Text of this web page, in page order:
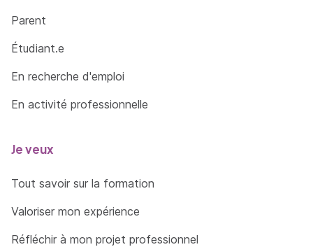
2X3 jours (6 jours) pour intégrer des outils et
Langage hypnotique
Application des différentes techniques
Parent
Étudiant.e
En recherche d'emploi
En activité professionnelle
Je veux
Tout savoir sur la formation
Valoriser mon expérience
Réfléchir à mon projet professionnel